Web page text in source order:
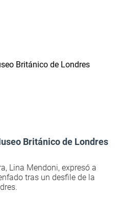
Británico de Londres
Lina Mendoni, expresó a
tras un desfile de la